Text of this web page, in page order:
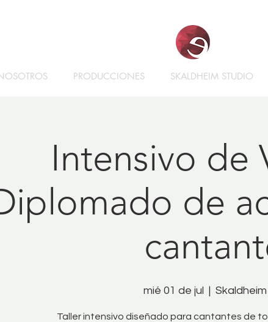
PRODUCCIONES SKALDHEIM STUDIO
Intensivo de
de
mié 01 de jul
  |
Taller intensivo diseñado para cantantes de